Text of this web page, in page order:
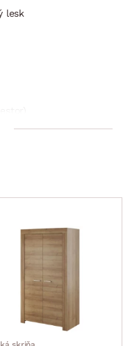
lesk
priestor)